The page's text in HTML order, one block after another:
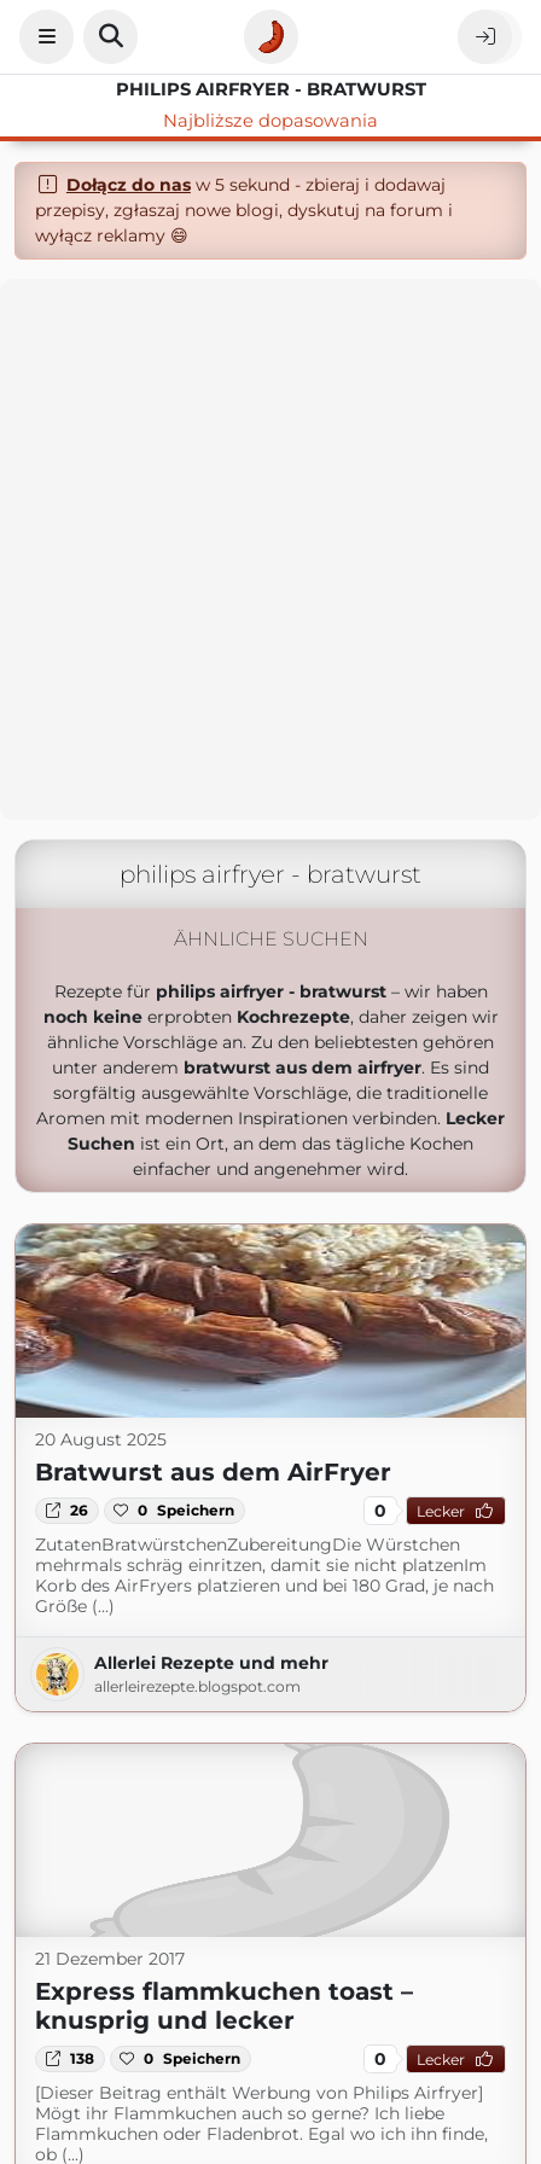
PHILIPS AIRFRYER - BRATWURST
Najbliższe dopasowania
Dołącz do nasw 5 sekund - zbieraj i dodawaj
przepisy, zgłaszaj nowe blogi, dyskutuj na forum i
wyłącz reklamy 😄
philips airfryer - bratwurst
ÄHNLICHE SUCHEN
Rezepte für philips airfryer - bratwurst– wir haben
noch keineerprobten Kochrezepte, daher zeigen wir
ähnliche Vorschläge an. Zu den beliebtesten gehören
unter anderem bratwurst aus dem airfryer. Es sind
sorgfältig ausgewählte Vorschläge, die traditionelle
Aromen mit modernen Inspirationen verbinden. Lecker
Suchen ist ein Ort, an dem das tägliche Kochen
einfacher und angenehmer wird.
20 August 2025
Bratwurst aus dem AirFryer
26 0 Speichern 0 Lecker
ZutatenBratwürstchenZubereitungDie Würstchen
mehrmals schräg einritzen, damit sie nicht platzenIm
Korb des AirFryers platzieren und bei 180 Grad, je nach
Größe (...)
Allerlei Rezepte und mehr
allerleirezepte.blogspot.com
21 Dezember 2017
Express flammkuchen toast –
knusprig und lecker
138 0 Speichern 0 Lecker
[Dieser Beitrag enthält Werbung von Philips Airfryer]
Mögt ihr Flammkuchen auch so gerne? Ich liebe
Flammkuchen oder Fladenbrot. Egal wo ich ihn finde,
ob (...)